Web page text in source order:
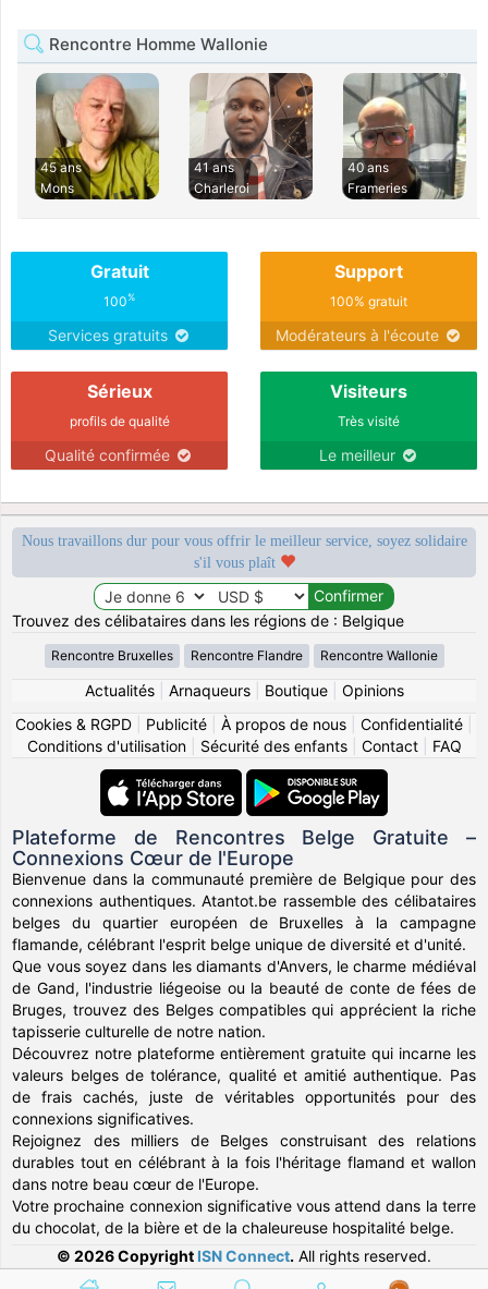
Rencontre Homme Wallonie
45 ans
Mons
41 ans
Charleroi
40 ans
Frameries
Gratuit
100%
Services gratuits
Support
100% gratuit
Modérateurs à l'écoute
Sérieux
profils de qualité
Qualité confirmée
Visiteurs
Très visité
Le meilleur
Nous travaillons dur pour vous offrir le meilleur service, soyez solidaire
s'il vous plaît
Trouvez des célibataires dans les régions de : Belgique
Rencontre Bruxelles Rencontre Flandre Rencontre Wallonie
Actualités| Arnaqueurs| Boutique| Opinions
Cookies & RGPD
Publicité À propos de nous Confidentialité
Conditions d'utilisation| Sécurité des enfants| Contact| FAQ
Plateforme de Rencontres Belge Gratuite –
Connexions Cœur de l'Europe
Bienvenue dans la communauté première de Belgique pour des
connexions authentiques. Atantot.be rassemble des célibataires
belges du quartier européen de Bruxelles à la campagne
flamande, célébrant l'esprit belge unique de diversité et d'unité.
Que vous soyez dans les diamants d'Anvers, le charme médiéval
de Gand, l'industrie liégeoise ou la beauté de conte de fées de
Bruges, trouvez des Belges compatibles qui apprécient la riche
tapisserie culturelle de notre nation.
Découvrez notre plateforme entièrement gratuite qui incarne les
valeurs belges de tolérance, qualité et amitié authentique. Pas
de frais cachés, juste de véritables opportunités pour des
connexions significatives.
Rejoignez des milliers de Belges construisant des relations
durables tout en célébrant à la fois l'héritage flamand et wallon
dans notre beau cœur de l'Europe.
Votre prochaine connexion significative vous attend dans la terre
du chocolat, de la bière et de la chaleureuse hospitalité belge.
© 2026 Copyright ISN Connect. All rights reserved.